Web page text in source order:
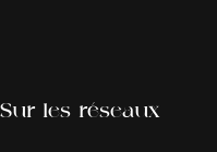
Sur les réseaux